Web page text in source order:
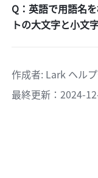
Q：英語で用語名
トの大文字と小文
作成者: Lark ヘル
最終更新：2024-